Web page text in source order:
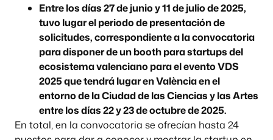
Entre los días 27 de junio y 11 de julio de 2025,
tuvo lugar el periodo de presentación de
solicitudes, correspondiente a la convocatoria
para disponer de un booth para startups del
ecosistema valenciano para el evento VDS
2025 que tendrá lugar en València en el
entorno de la Ciudad de las Ciencias y las Artes
entre los días 22 y 23 de octubre de 2025.
En total, en la convocatoria se ofrecían hasta 24